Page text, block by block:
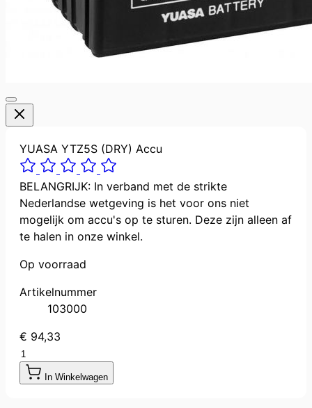
YUASA YTZ5S (DRY) Accu
BELANGRIJK: In verband met de strikte
Nederlandse wetgeving is het voor ons niet
mogelijk om accu's op te sturen. Deze zijn alleen af
te halen in onze winkel.
Op voorraad
Artikelnummer
103000
€ 94,33
Aantal
In Winkelwagen